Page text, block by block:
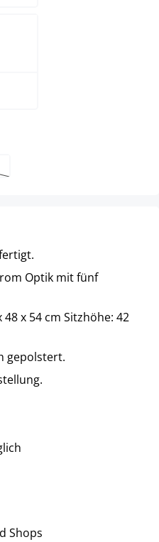
verfügbar.)
ist zurzeit nicht verfügbar.)
Optik mit fünf
48 x 54 cm Sitzhöhe: 42
gepolstert.
Shops